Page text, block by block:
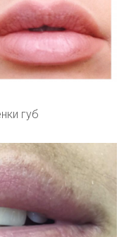
губ